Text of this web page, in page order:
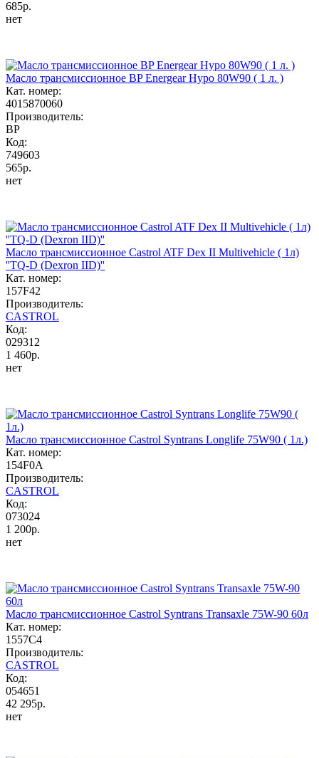
685р.
нет
Масло трансмиссионное BP Energear Hypo 80W90 ( 1 л. )
Кат. номер:
4015870060
Производитель:
BP
Код:
749603
565р.
нет
Масло трансмиссионное Castrol ATF Dex II Multivehicle ( 1л)
''TQ-D (Dexron IID)''
Кат. номер:
157F42
Производитель:
CASTROL
Код:
029312
1 460р.
нет
Масло трансмиссионное Castrol Syntrans Longlife 75W90 ( 1л.)
Кат. номер:
154F0A
Производитель:
CASTROL
Код:
073024
1 200р.
нет
Масло трансмиссионное Castrol Syntrans Transaxle 75W-90 60л
Кат. номер:
1557C4
Производитель:
CASTROL
Код:
054651
42 295р.
нет